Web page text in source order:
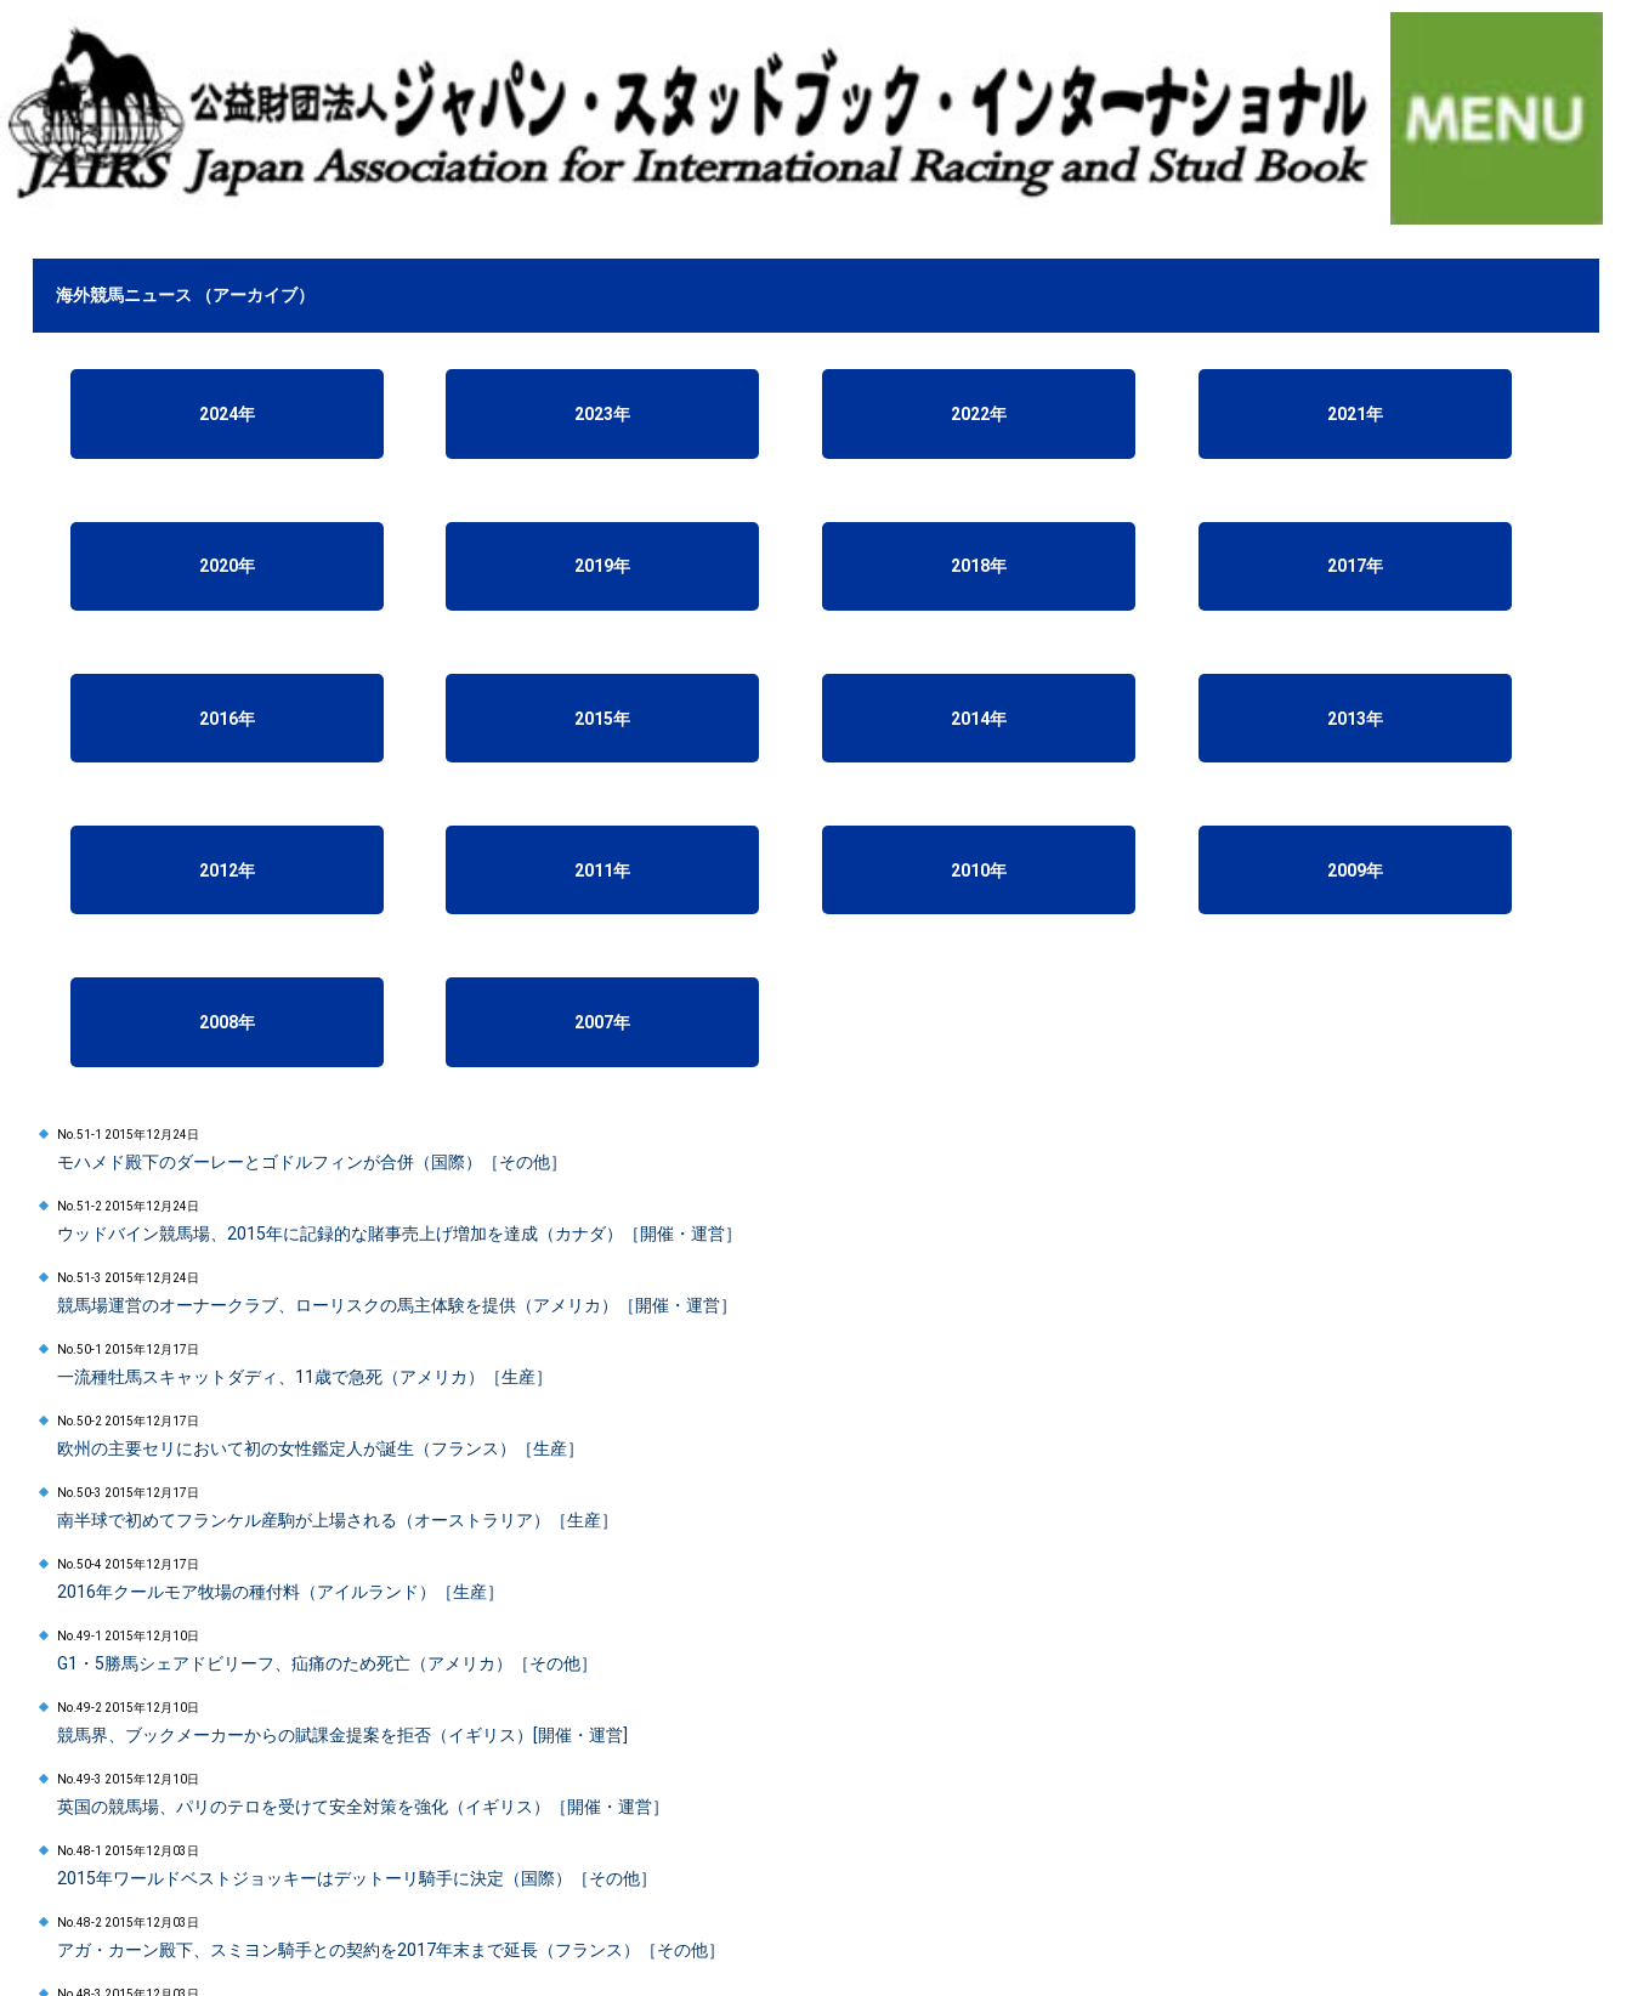
海外競馬ニュース （アーカイブ）
2024年 2023年 2022年 2021年
2020年 2019年 2018年 2017年
2016年 2015年 2014年 2013年
2012年 2011年 2010年 2009年
2008年 2007年
No.51-1 2015年12月24日
モハメド殿下のダーレーとゴドルフィンが合併（国際）［その他］
No.51-2 2015年12月24日
ウッドバイン競馬場、2015年に記録的な賭事売上げ増加を達成（カナダ）［開催・運営］
No.51-3 2015年12月24日
競馬場運営のオーナークラブ、ローリスクの馬主体験を提供（アメリカ）［開催・運営］
No.50-1 2015年12月17日
一流種牡馬スキャットダディ、11歳で急死（アメリカ）［生産］
No.50-2 2015年12月17日
欧州の主要セリにおいて初の女性鑑定人が誕生（フランス）［生産］
No.50-3 2015年12月17日
南半球で初めてフランケル産駒が上場される（オーストラリア）［生産］
No.50-4 2015年12月17日
2016年クールモア牧場の種付料（アイルランド）［生産］
No.49-1 2015年12月10日
G1・5勝馬シェアドビリーフ、疝痛のため死亡（アメリカ）［その他］
No.49-2 2015年12月10日
競馬界、ブックメーカーからの賦課金提案を拒否（イギリス）[開催・運営]
No.49-3 2015年12月10日
英国の競馬場、パリのテロを受けて安全対策を強化（イギリス）［開催・運営］
No.48-1 2015年12月03日
2015年ワールドベストジョッキーはデットーリ騎手に決定（国際）［その他］
No.48-2 2015年12月03日
アガ・カーン殿下、スミヨン騎手との契約を2017年末まで延長（フランス）［その他］